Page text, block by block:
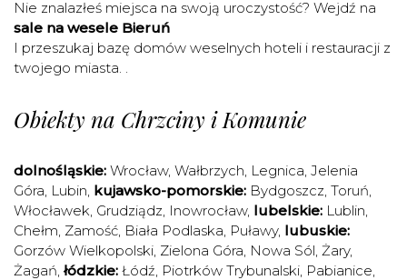
Nie znalazłeś miejsca na swoją uroczystość? Wejdź na
sale na wesele Bieruń
I przeszukaj bazę domów weselnych hoteli i restauracji z
twojego miasta. .
Obiekty na Chrzciny i Komunie
dolnośląskie: Wrocław, Wałbrzych, Legnica, Jelenia
Góra, Lubin, kujawsko-pomorskie: Bydgoszcz, Toruń,
Włocławek, Grudziądz, Inowrocław, lubelskie: Lublin,
Chełm, Zamość, Biała Podlaska, Puławy, lubuskie:
Gorzów Wielkopolski, Zielona Góra, Nowa Sól, Żary,
Żagań, łódzkie: Łódź, Piotrków Trybunalski, Pabianice,